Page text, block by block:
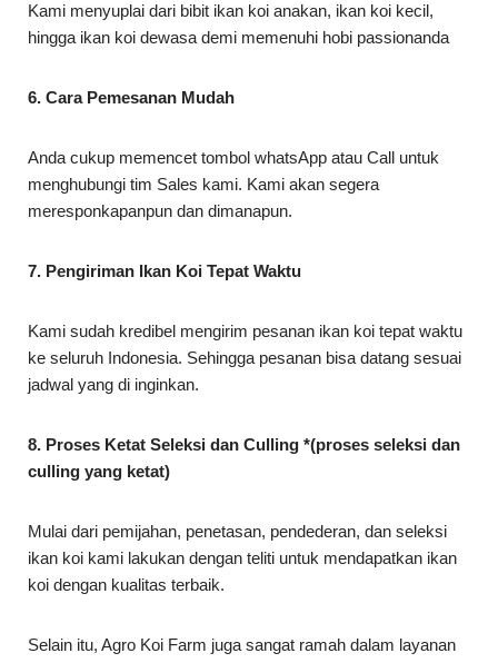
Kami menyuplai dari bibit ikan koi anakan, ikan koi kecil,
hingga ikan koi dewasa demi memenuhi hobi passionanda
6. Cara Pemesanan Mudah
Anda cukup memencet tombol whatsApp atau Call untuk
menghubungi tim Sales kami. Kami akan segera
meresponkapanpun dan dimanapun.
7. Pengiriman Ikan Koi Tepat Waktu
Kami sudah kredibel mengirim pesanan ikan koi tepat waktu
ke seluruh Indonesia. Sehingga pesanan bisa datang sesuai
jadwal yang di inginkan.
8. Proses Ketat Seleksi dan Culling *(proses seleksi dan
culling yang ketat)
Mulai dari pemijahan, penetasan, pendederan, dan seleksi
ikan koi kami lakukan dengan teliti untuk mendapatkan ikan
koi dengan kualitas terbaik.
Selain itu, Agro Koi Farm juga sangat ramah dalam layanan